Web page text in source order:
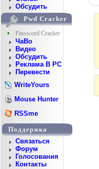
Обсудить
Pwd Cracker
•
Password Cracker
ЧаВо
Видео
Обсудить
Реклама В PC
Перевести
WriteYours
Mouse Hunter
RSSme
Поддержка
Cвязаться
Форум
Голосования
Контакты